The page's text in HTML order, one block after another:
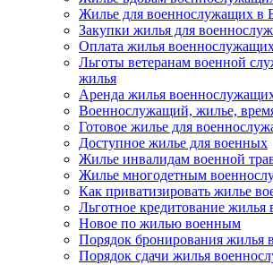
Жилье для военнослужащих в
Закупки жилья для
Оплата жилья
Льготы ветеранам военной
жилья
Аренда жилья
Военнослужащий, жилье,
Готовое жилье для
Доступное жилье для военных
Жилье инвалидам военной
Жилье многодетным
Как приватизировать жилье
Льготное кредитование
Новое по жилью военным
Порядок бронирования жилья
Порядок сдачи жилья